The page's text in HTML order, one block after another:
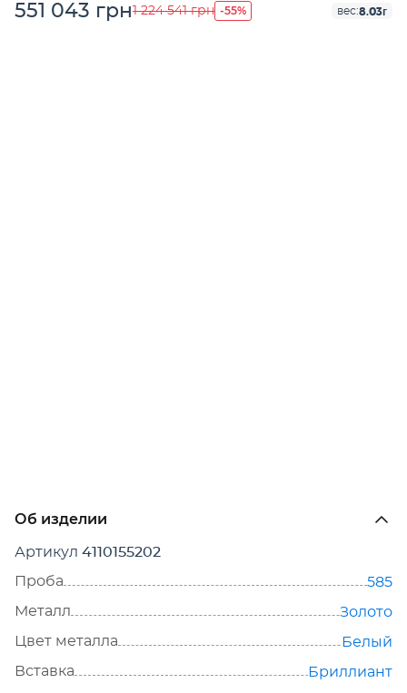
Об изделии
Артикул 4110155202
Проба
585
Металл
Золото
Цвет металла
Белый
Вставка
Бриллиант
551 043 грн1 224 541 грн -55% вес:8.03г